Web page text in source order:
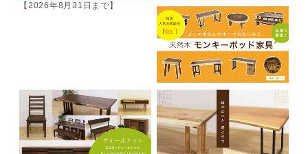
【2026年8月31日まで】